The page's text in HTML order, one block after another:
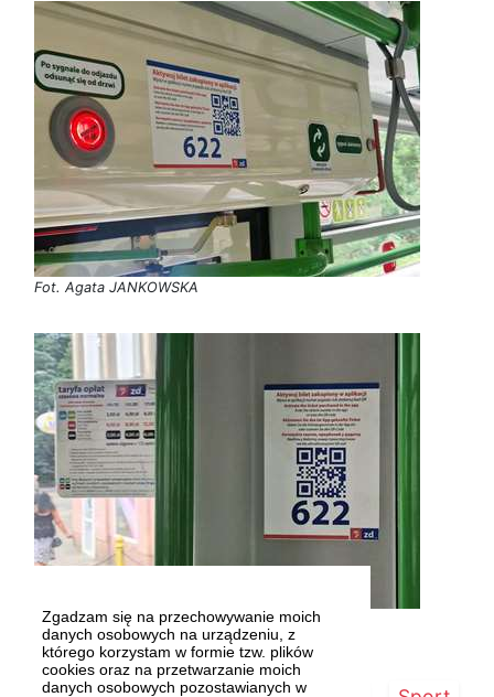
Zgadzam się na przechowywanie moich
danych osobowych na urządzeniu, z
którego korzystam w formie tzw. plików
cookies oraz na przetwarzanie moich
danych osobowych pozostawianych w
Fot. Agata JANKOWSKA
Fot. Agata JANKOWSKA